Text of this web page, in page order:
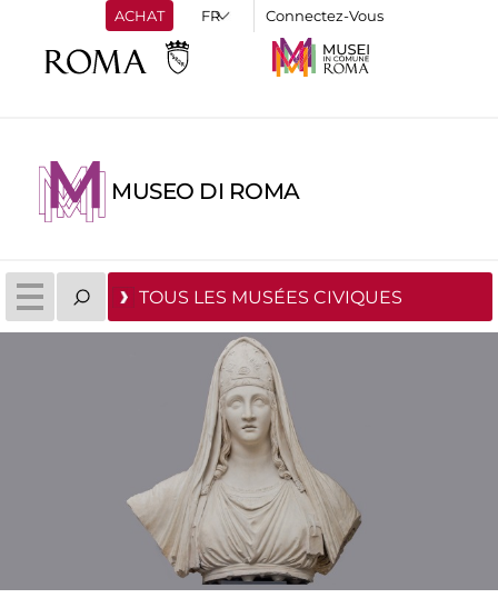
ACHAT Connectez-Vous
MUSEO DI ROMA
TOUS LES MUSÉES CIVIQUES